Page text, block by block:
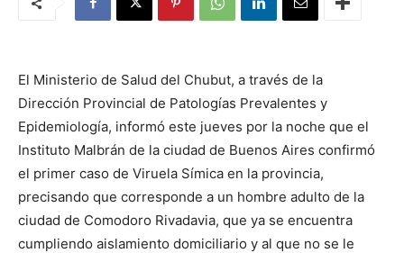
El Ministerio de Salud del Chubut, a través de la
Dirección Provincial de Patologías Prevalentes y
Epidemiología, informó este jueves por la noche que el
Instituto Malbrán de la ciudad de Buenos Aires confirmó
el primer caso de Viruela Símica en la provincia,
precisando que corresponde a un hombre adulto de la
ciudad de Comodoro Rivadavia, que ya se encuentra
cumpliendo aislamiento domiciliario y al que no se le